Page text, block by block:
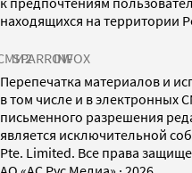
находящихся на территории
SPARROWINFOX
Перепечатка материалов и
в том числе и в электронных
письменного разрешения
является исключительной
Pte. Limited. Все права